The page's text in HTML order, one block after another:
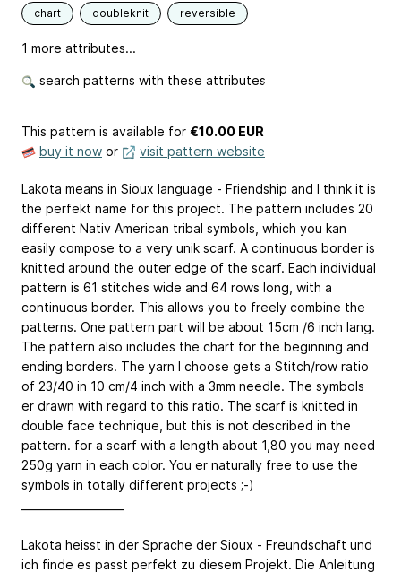
chart doubleknit reversible
1 more attributes...
search patterns with these attributes
This pattern is available for €10.00 EUR
buy it now or visit pattern website
Lakota means in Sioux language - Friendship and I think it is
the perfekt name for this project. The pattern includes 20
different Nativ American tribal symbols, which you kan
easily compose to a very unik scarf. A continuous border is
knitted around the outer edge of the scarf. Each individual
pattern is 61 stitches wide and 64 rows long, with a
continuous border. This allows you to freely combine the
patterns. One pattern part will be about 15cm /6 inch lang.
The pattern also includes the chart for the beginning and
ending borders. The yarn I choose gets a Stitch/row ratio
of 23/40 in 10 cm/4 inch with a 3mm needle. The symbols
er drawn with regard to this ratio. The scarf is knitted in
double face technique, but this is not described in the
pattern. for a scarf with a length about 1,80 you may need
250g yarn in each color. You er naturally free to use the
symbols in totally different projects ;-)
Lakota heisst in der Sprache der Sioux - Freundschaft und
ich finde es passt perfekt zu diesem Projekt. Die Anleitung